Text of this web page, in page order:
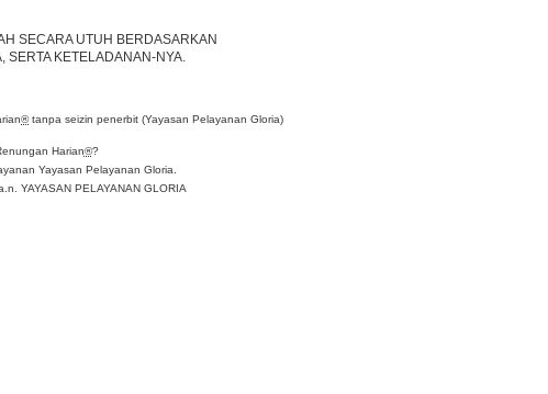
SECARA UTUH BERDASARKAN
SERTA KETELADANAN-NYA.
®tanpa seizin penerbit (Yayasan Pelayanan Gloria)
Harian®?
Yayasan Pelayanan Gloria.
YAYASAN PELAYANAN GLORIA